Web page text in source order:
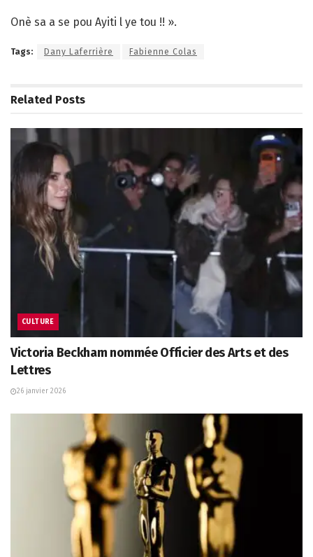
Onè sa a se pou Ayiti l ye tou !! ».
Tags: Dany Laferrière Fabienne Colas
Related Posts
CULTURE
Victoria Beckham nommée Officier des Arts et des
Lettres
26 janvier 2026